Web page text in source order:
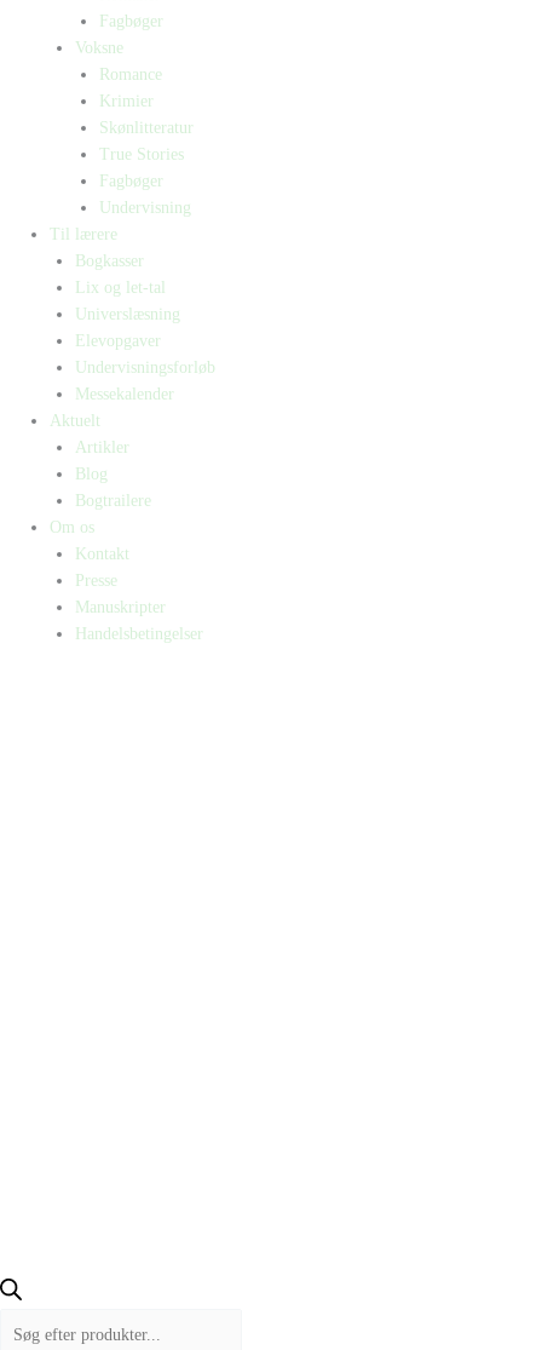
Fagbøger
Voksne
Romance
Krimier
Skønlitteratur
True Stories
Fagbøger
Undervisning
Til lærere
Bogkasser
Lix og let-tal
Universlæsning
Elevopgaver
Undervisningsforløb
Messekalender
Aktuelt
Artikler
Blog
Bogtrailere
Om os
Kontakt
Presse
Manuskripter
Handelsbetingelser